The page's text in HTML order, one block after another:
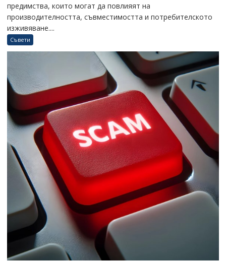
предимства, които могат да повлияят на
производителността, съвместимостта и потребителското
изживяване....
Съвети